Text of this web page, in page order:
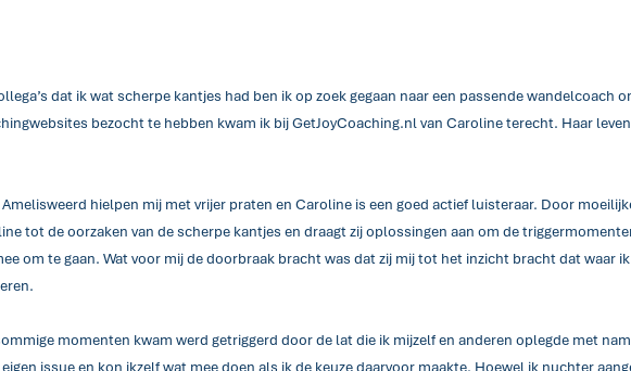
dat ik wat scherpe kantjes had ben ik op zoek gegaan naar een passende wandelcoach
bezocht te hebben kwam ik bij GetJoyCoaching.nl van Caroline terecht. Haar
hielpen mij met vrijer praten en Caroline is een goed actief luisteraar. Door
tot de oorzaken van de scherpe kantjes en draagt zij oplossingen aan om de
om te gaan. Wat voor mij de doorbraak bracht was dat zij mij tot het inzicht bracht dat waar
momenten kwam werd getriggerd door de lat die ik mijzelf en anderen oplegde met
issue en kon ikzelf wat mee doen als ik de keuze daarvoor maakte. Hoewel ik nuchter